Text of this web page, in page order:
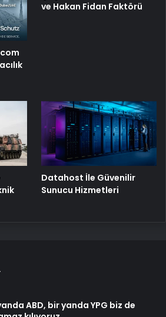
ve Hakan Fidan Faktörü
Datahost İle Güvenilir
Sunucu Hizmetleri
ABD, bir yanda YPG biz de